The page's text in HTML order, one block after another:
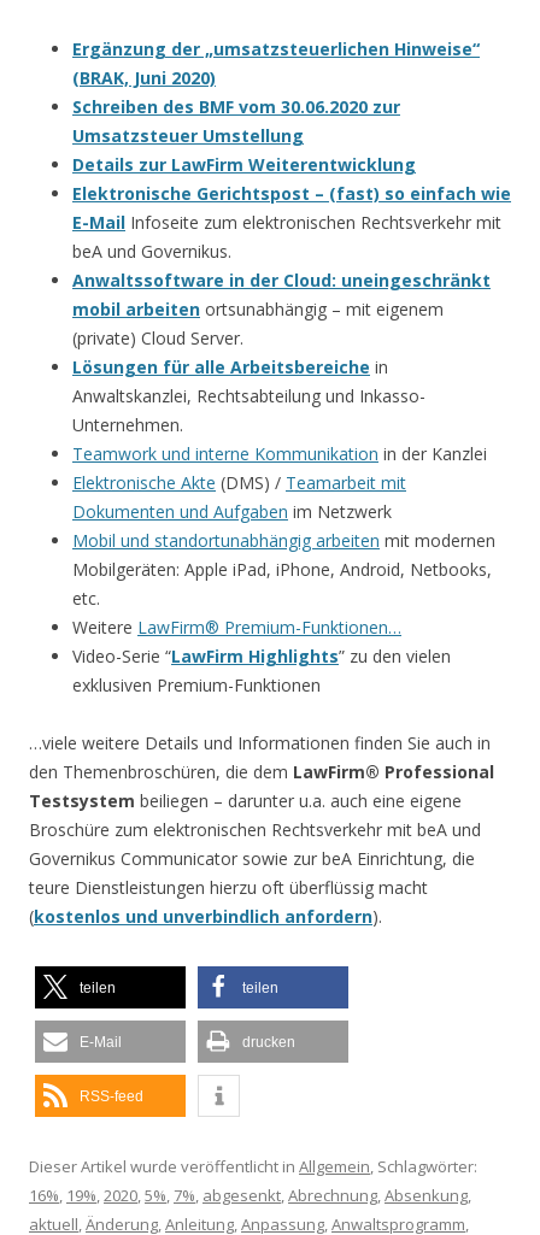
Ergänzung der „umsatzsteuerlichen Hinweise“
(BRAK, Juni 2020)
Schreiben des BMF vom 30.06.2020 zur
Umsatzsteuer Umstellung
Details zur LawFirm Weiterentwicklung
Elektronische Gerichtspost – (fast) so einfach wie
E-Mail Infoseite zum elektronischen Rechtsverkehr mit
beA und Governikus.
Anwaltssoftware in der Cloud: uneingeschränkt
mobil arbeiten ortsunabhängig – mit eigenem
(private) Cloud Server.
Lösungen für alle Arbeitsbereiche in
Anwaltskanzlei, Rechtsabteilung und Inkasso-
Unternehmen.
Teamwork und interne Kommunikation in der Kanzlei
Elektronische Akte (DMS) / Teamarbeit mit
Dokumenten und Aufgaben im Netzwerk
Mobil und standortunabhängig arbeiten mit modernen
Mobilgeräten: Apple iPad, iPhone, Android, Netbooks,
etc.
Weitere LawFirm® Premium-Funktionen…
Video-Serie “LawFirm Highlights” zu den vielen
exklusiven Premium-Funktionen
…viele weitere Details und Informationen finden Sie auch in
den Themenbroschüren, die dem LawFirm® Professional
Testsystem beiliegen – darunter u.a. auch eine eigene
Broschüre zum elektronischen Rechtsverkehr mit beA und
Governikus Communicator sowie zur beA Einrichtung, die
teure Dienstleistungen hierzu oft überflüssig macht
(kostenlos und unverbindlich anfordern).
teilen teilen
E-Mail drucken
RSS-feed
Dieser Artikel wurde veröffentlicht in Allgemein, Schlagwörter:
16%, 19%,2020,5%, 7%, abgesenkt,Abrechnung,Absenkung,
aktuell,Änderung,Anleitung,Anpassung,Anwaltsprogramm,